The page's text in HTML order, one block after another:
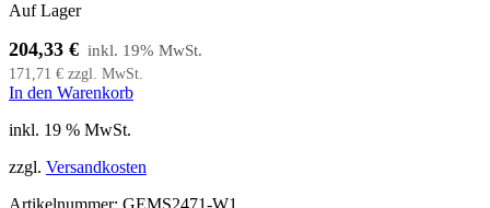
Auf Lager
204,33 €
171,71 € zzgl. MwSt.
In den Warenkorb
inkl. 19 % MwSt.
zzgl. Versandkosten